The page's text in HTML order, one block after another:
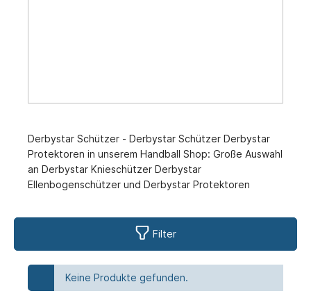
Derbystar Schützer - Derbystar Schützer Derbystar
Protektoren in unserem Handball Shop: Große Auswahl
an Derbystar Knieschützer Derbystar
Ellenbogenschützer und Derbystar Protektoren
Filter
Keine Produkte gefunden.